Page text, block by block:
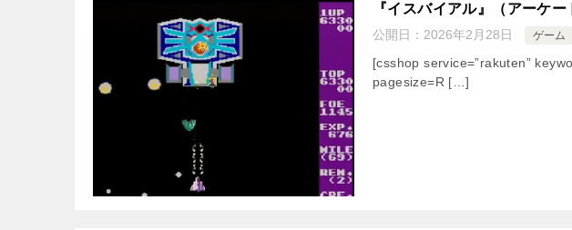
『イスバイアル』（アーケー
公開日： 2026年2月28日 ゲーム
[csshop service=”rakuten”
pagesize=R […]